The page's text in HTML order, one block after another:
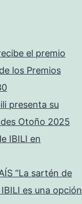
el premio
los Premios
presenta su
Otoño 2025
IBILI en
“La sartén de
es una opción